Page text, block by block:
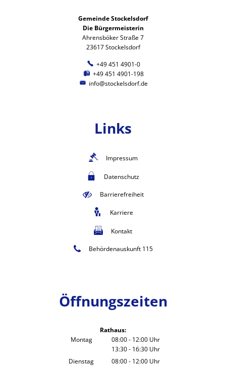
Gemeinde Stockelsdorf
Die Bürgermeisterin
Ahrensböker Straße 7
23617 Stockelsdorf
+49 451 4901-0
+49 451 4901-198
info@stockelsdorf.de
Links
Impressum
Datenschutz
Barrierefreiheit
Karriere
Kontakt
Behördenauskunft 115
Öffnungszeiten
Rathaus:
Montag
08:00- 12:00 Uhr
Von 08:00 bis 12:00 Uhr
13:30- 16:30 Uhr
Von 13:30 bis 16:30 Uhr
Dienstag 08:00- 12:00 Uhr